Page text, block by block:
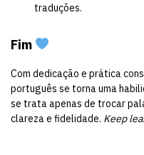
traduções.
Fim
Com dedicação e prática
português se torna uma
se trata apenas de trocar
clareza e fidelidade. Keep